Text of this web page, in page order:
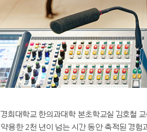
경희대학교 한의과대학 본초학교실 김호철
약용한 2천 년이 넘는 시간 동안 축적된 경